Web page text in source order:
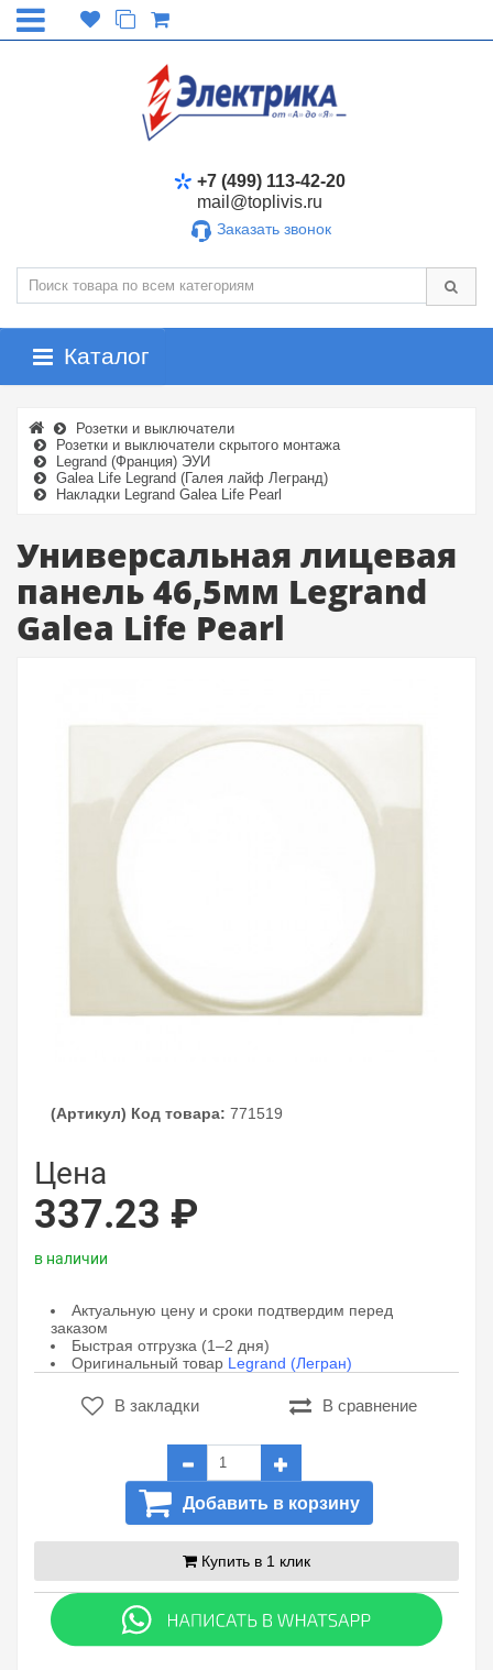
+7 (499) 113-42-20
mail@toplivis.ru
Заказать звонок
Каталог
Розетки и выключатели
Розетки и выключатели скрытого монтажа
Legrand (Франция) ЭУИ
Galea Life Legrand (Галея лайф Легранд)
Накладки Legrand Galea Life Pearl
Универсальная лицевая
панель 46,5мм Legrand
Galea Life Pearl
(Артикул) Код товара: 771519
Цена
337.23 ₽
в наличии
Актуальную цену и сроки подтвердим перед
заказом
Быстрая отгрузка (1–2 дня)
Оригинальный товар Legrand (Легран)
В закладки В сравнение
Добавить в корзину
Купить в 1 клик